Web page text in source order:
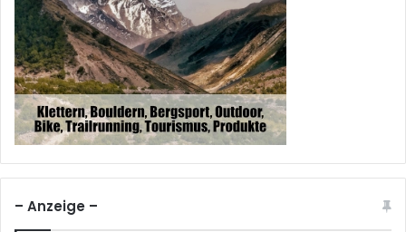
– Anzeige –